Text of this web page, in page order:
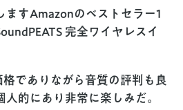
ますAmazonのベストセラー1
完全ワイヤレスイ
格でありながら音質の評判も良
人的にあり非常に楽しみだ。